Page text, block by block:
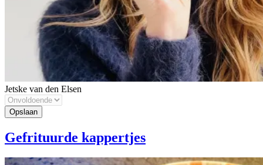
Jetske van den Elsen
Gefrituurde kappertjes